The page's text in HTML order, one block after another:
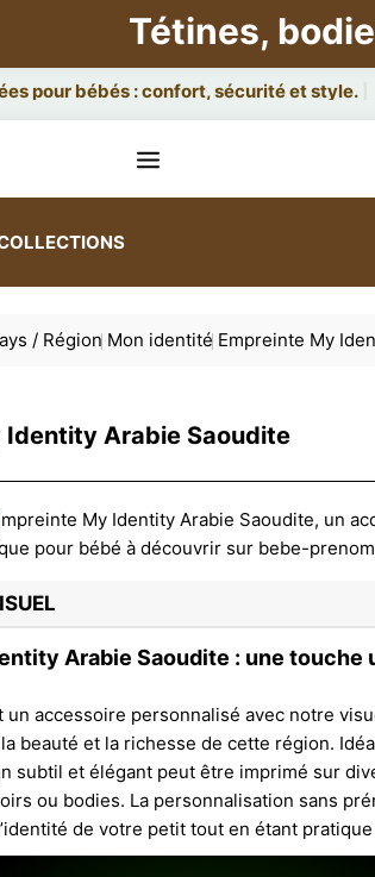
Tétines,
/ Région Mon identité Empreinte My
Identity Arabie Saoudite
Arabie Saoudite : une touche
un accessoire personnalisé avec notre
beauté et la richesse de cette région.
subtil et élégant peut être imprimé sur
ou bodies. La personnalisation sans
de votre petit tout en étant